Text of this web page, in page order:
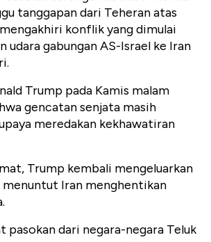
tanggapan dari Teheran atas
konflik yang dimulai
udara gabungan AS-Israel ke Iran
Trump pada Kamis malam
gencatan senjata masih
meredakan kekhawatiran
Trump kembali mengeluarkan
Iran menghentikan
pasokan dari negara-negara Teluk